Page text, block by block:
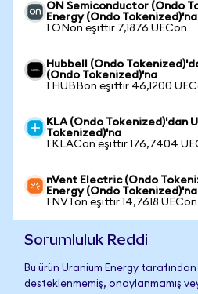
ON Semiconductor (Ondo
Energy (Ondo Tokenized)'na
1 ONon eşittir 7,1876 UECon
Hubbell (Ondo
(Ondo Tokenized)'na
1 HUBBon eşittir 46,1200
KLA (Ondo Tokenized)'dan
Tokenized)'na
1 KLACon eşittir 176,7404
nVent Electric (Ondo
Energy (Ondo Tokenized)'na
1 NVTon eşittir 14,7618 UECon
Sorumluluk Reddi
Bu ürün Uranium Energy
desteklenmemiş, onaylanmamış